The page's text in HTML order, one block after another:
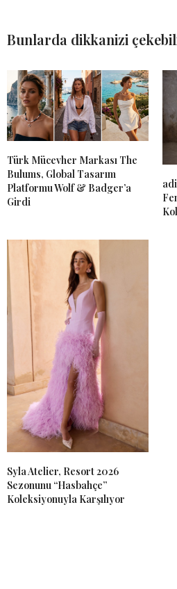
Bunlarda dikkanizi
Türk Mücevher Markası The
Bulums, Global Tasarım
Platformu Wolf & Badger’a
Girdi
Syla Atelier, Resort 2026
Sezonunu “Hasbahçe”
Koleksiyonuyla Karşılıyor